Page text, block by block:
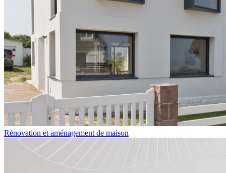
Rénovation et aménagement de maison